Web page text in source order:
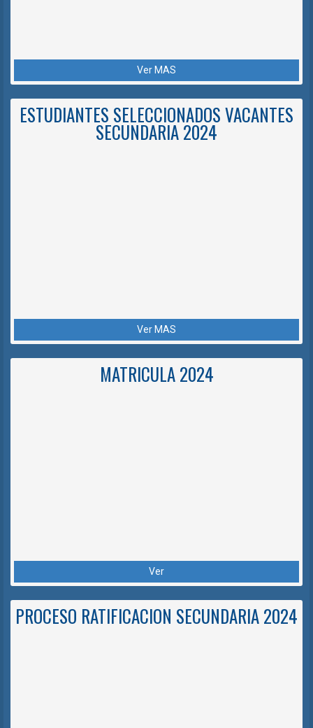
Ver MAS
ESTUDIANTES SELECCIONADOS VACANTES
SECUNDARIA 2024
Ver MAS
MATRICULA 2024
Ver
PROCESO RATIFICACION SECUNDARIA 2024